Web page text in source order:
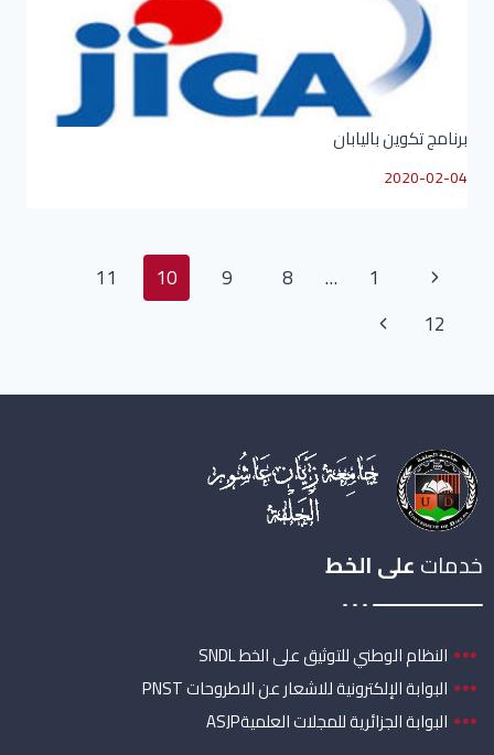
برنامج تكوين باليابان
2020-02-04
1
…
8
9
10
11
12
خدماتعلى الخط
النظام الوطني للتوثيق على الخط SNDL
البوابة الإلكترونية للاشعار عن الاطروحات PNST
البوابة الجزائرية للمجلات العلميةASJP